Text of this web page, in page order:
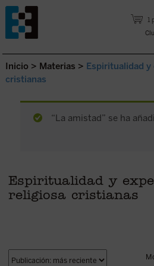
1
Saltar al contenido.
Inicio > Materias > Espiritualidad y
cristianas
“La amistad” se ha
Espiritualidad y
religiosa cristianas